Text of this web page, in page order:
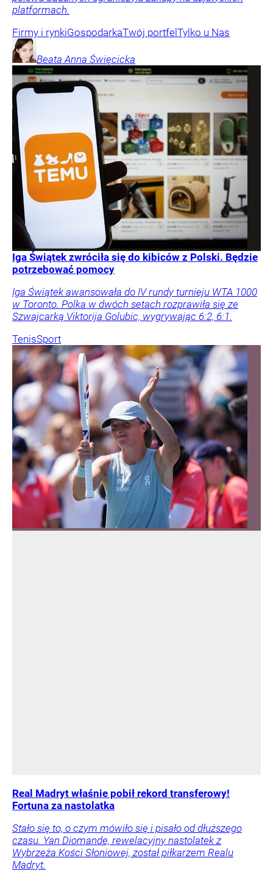
platformach.
Firmy i rynkiGospodarkaTwój portfelTylko u Nas
Beata Anna Święcicka
Iga Świątek zwróciła się do kibiców z Polski. Będzie
potrzebować pomocy
Iga Świątek awansowała do IV rundy turnieju WTA 1000
w Toronto. Polka w dwóch setach rozprawiła się ze
Szwajcarką Viktorija Golubic, wygrywając 6:2, 6:1.
TenisSport
Real Madryt właśnie pobił rekord transferowy!
Fortuna za nastolatka
Stało się to, o czym mówiło się i pisało od dłuższego
czasu. Yan Diomande, rewelacyjny nastolatek z
Wybrzeża Kości Słoniowej, został piłkarzem Realu
Madryt.